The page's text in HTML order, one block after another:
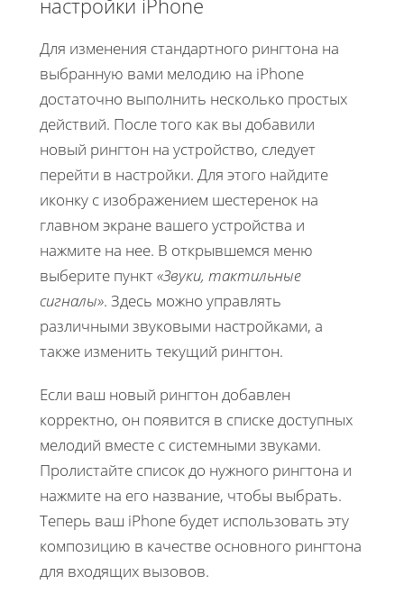
настройки iPhone
Для изменения стандартного рингтона на
выбранную вами мелодию на iPhone
достаточно выполнить несколько простых
действий. После того как вы добавили
новый рингтон на устройство, следует
перейти в настройки. Для этого найдите
иконку с изображением шестеренок на
главном экране вашего устройства и
нажмите на нее. В открывшемся меню
выберите пункт«Звуки, тактильные
сигналы». Здесь можно управлять
различными звуковыми настройками, а
также изменить текущий рингтон.
Если ваш новый рингтон добавлен
корректно, он появится в списке доступных
мелодий вместе с системными звуками.
Пролистайте список до нужного рингтона и
нажмите на его название, чтобы выбрать.
Теперь ваш iPhone будет использовать эту
композицию в качестве основного рингтона
для входящих вызовов.